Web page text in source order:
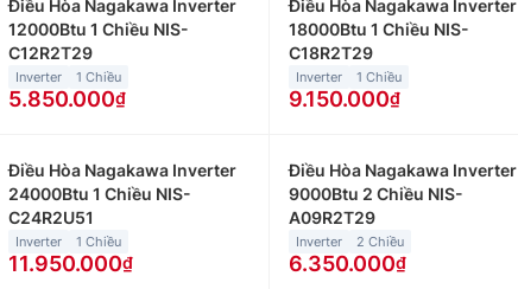
Điều Hòa Nagakawa Inverter
12000Btu 1 Chiều NIS-
C12R2T29
Inverter 1 Chiều
5.850.000
Điều Hòa Nagakawa Inverter
18000Btu 1 Chiều NIS-
C18R2T29
Inverter 1 Chiều
9.150.000
Điều Hòa Nagakawa Inverter
24000Btu 1 Chiều NIS-
C24R2U51
Inverter 1 Chiều
11.950.000
Điều Hòa Nagakawa Inverter
9000Btu 2 Chiều NIS-
A09R2T29
Inverter 2 Chiều
6.350.000